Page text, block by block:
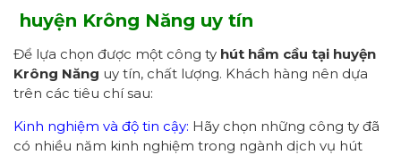
huyện Krông Năng uy tín
Để lựa chọn được một công ty hút hầm cầu tại huyện
Krông Năng uy tín, chất lượng. Khách hàng nên dựa
trên các tiêu chí sau:
Kinh nghiệm và độ tin cậy: Hãy chọn những công ty đã
có nhiều năm kinh nghiệm trong ngành dịch vụ hút